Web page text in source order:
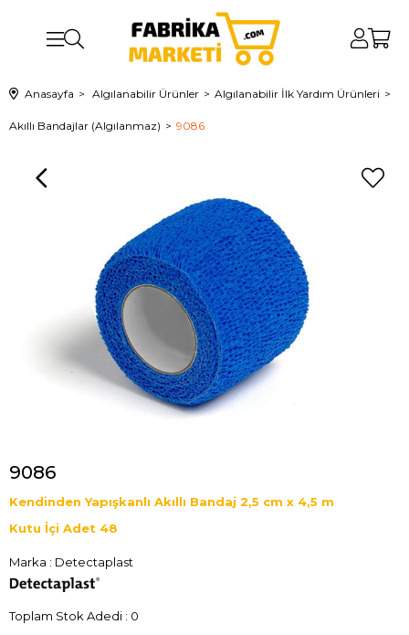
Anasayfa Algılanabilir Ürünler Algılanabilir İlk Yardım Ürünleri
Akıllı Bandajlar (Algılanmaz) 9086
9086
Kendinden Yapışkanlı Akıllı Bandaj 2,5 cm x 4,5 m
Kutu İçi Adet 48
Marka : Detectaplast
Toplam Stok Adedi : 0